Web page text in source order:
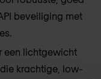
beveiliging met
een lichtgewicht
krachtige, low-